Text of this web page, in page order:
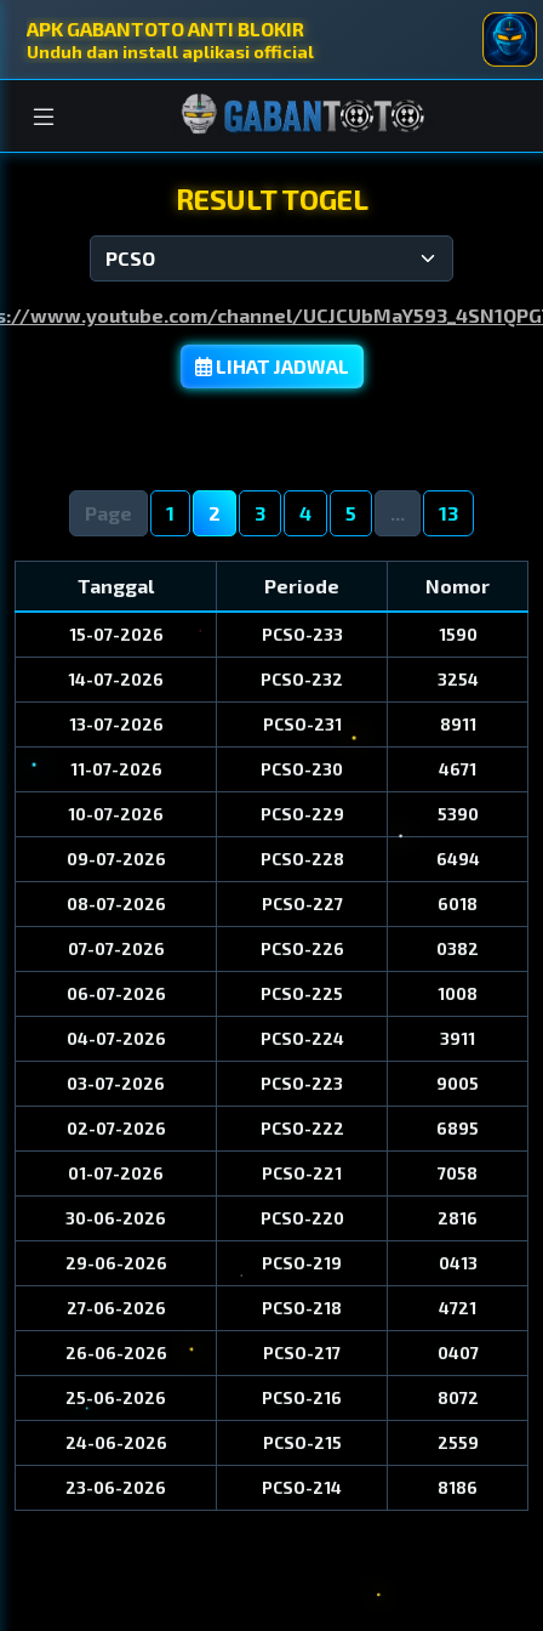
APK GABANTOTO ANTI BLOKIR
Unduh dan install aplikasi official
SPORT TOGEL TABLE
RESULT TOGEL
www.youtube.com/channel/
LIHAT JADWAL
Page 1 2 3 4 5 ... 13
Tanggal Periode Nomor
15-07-2026 PCSO-233 1590
14-07-2026 PCSO-232 3254
13-07-2026 PCSO-231 8911
11-07-2026 PCSO-230 4671
10-07-2026 PCSO-229 5390
09-07-2026 PCSO-228 6494
08-07-2026 PCSO-227 6018
07-07-2026 PCSO-226 0382
06-07-2026 PCSO-225 1008
04-07-2026 PCSO-224 3911
03-07-2026 PCSO-223 9005
02-07-2026 PCSO-222 6895
01-07-2026 PCSO-221 7058
30-06-2026 PCSO-220 2816
29-06-2026 PCSO-219 0413
27-06-2026 PCSO-218 4721
26-06-2026 PCSO-217 0407
25-06-2026 PCSO-216 8072
24-06-2026 PCSO-215 2559
23-06-2026 PCSO-214 8186